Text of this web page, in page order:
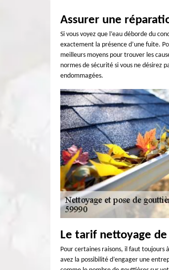
Assurer une
Si vous voyez que l’eau déborde du
exactement la présence d’une fuite.
meilleurs moyens pour trouver les
normes de sécurité si vous ne désirez
endommagées.
Le tarif nettoyage
Pour certaines raisons, il faut
avez la possibilité d’engager une